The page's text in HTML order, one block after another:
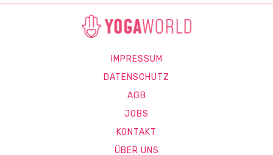
IMPRESSUM
DATENSCHUTZ
AGB
JOBS
KONTAKT
ÜBER UNS